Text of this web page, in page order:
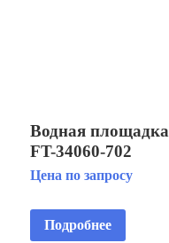
Водная площадка
FT-34060-702
Цена по запросу
Подробнее